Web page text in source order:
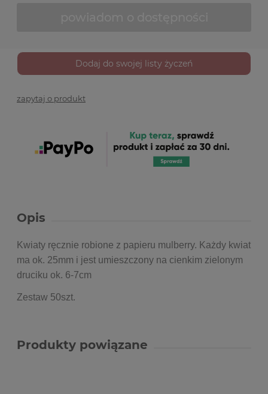
Dodaj do swojej listy życzeń
zapytaj o produkt
Opis
Kwiaty ręcznie robione z papieru mulberry. Każdy kwiat
ma ok. 25mm i jest umieszczony na cienkim zielonym
druciku ok. 6-7cm
Zestaw 50szt.
Produkty powiązane